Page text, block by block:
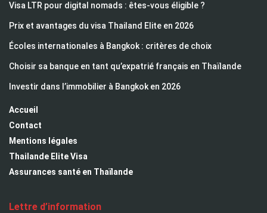
Visa LTR pour digital nomads : êtes-vous éligible ?
Prix et avantages du visa Thailand Elite en 2026
Écoles internationales à Bangkok : critères de choix
Choisir sa banque en tant qu’expatrié français en Thaïlande
Investir dans l’immobilier à Bangkok en 2026
Accueil
Contact
Mentions légales
Thailande Elite Visa
Assurances santé en Thaïlande
Lettre d’information